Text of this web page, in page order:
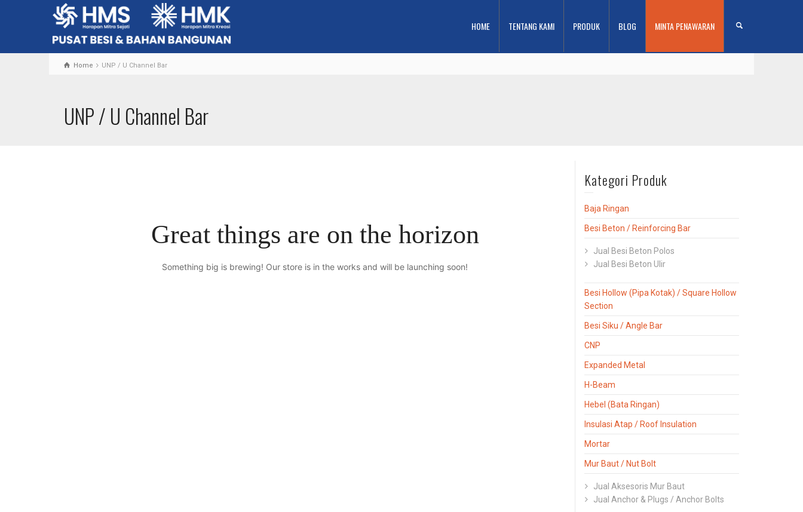
HOME TENTANG KAMI PRODUK BLOG MINTA PENAWARAN
Home UNP / U Channel Bar
UNP / U Channel Bar
Great things are on the horizon
Something big is brewing! Our store is in the works and will be launching soon!
Kategori Produk
Baja Ringan
Besi Beton / Reinforcing Bar
Jual Besi Beton Polos
Jual Besi Beton Ulir
Besi Hollow (Pipa Kotak) / Square Hollow
Section
Besi Siku / Angle Bar
CNP
Expanded Metal
H-Beam
Hebel (Bata Ringan)
Insulasi Atap / Roof Insulation
Mortar
Mur Baut / Nut Bolt
Jual Aksesoris Mur Baut
Jual Anchor & Plugs / Anchor Bolts